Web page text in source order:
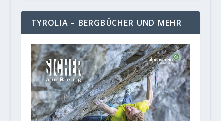
TYROLIA – BERGBÜCHER UND MEHR